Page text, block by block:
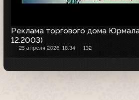
Реклама торгового дома
12.2003)
25 апреля 2026, 18:34 132